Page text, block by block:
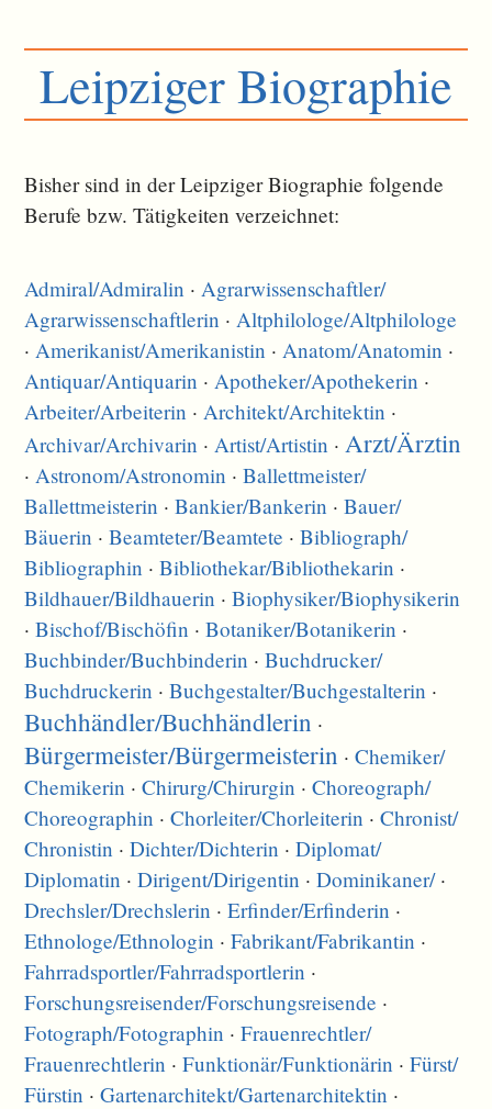
Leipziger Biographie
Bisher sind in der Leipziger Biographie folgende
Berufe bzw. Tätigkeiten verzeichnet:
Admiral/Admiralin · Agrarwissenschaftler/
Agrarwissenschaftlerin · Altphilologe/Altphilologe
· Amerikanist/Amerikanistin · Anatom/Anatomin ·
Antiquar/Antiquarin · Apotheker/Apothekerin ·
Arbeiter/Arbeiterin · Architekt/Architektin ·
Archivar/Archivarin · Artist/Artistin · Arzt/Ärztin
· Astronom/Astronomin ·Ballettmeister/
Ballettmeisterin ·Bankier/Bankerin ·Bauer/
Bäuerin ·Beamteter/Beamtete ·Bibliograph/
Bibliographin ·Bibliothekar/Bibliothekarin ·
Bildhauer/Bildhauerin ·Biophysiker/Biophysikerin
·Bischof/Bischöfin ·Botaniker/Botanikerin ·
Buchbinder/Buchbinderin ·Buchdrucker/
Buchdruckerin ·Buchgestalter/Buchgestalterin ·
Buchhändler/Buchhändlerin ·
Bürgermeister/Bürgermeisterin ·Chemiker/
Chemikerin ·Chirurg/Chirurgin ·Choreograph/
Choreographin ·Chorleiter/Chorleiterin ·Chronist/
Chronistin ·Dichter/Dichterin ·Diplomat/
Diplomatin ·Dirigent/Dirigentin ·Dominikaner/·
Drechsler/Drechslerin ·Erfinder/Erfinderin ·
Ethnologe/Ethnologin ·Fabrikant/Fabrikantin ·
Fahrradsportler/Fahrradsportlerin ·
Forschungsreisender/Forschungsreisende ·
Fotograph/Fotographin ·Frauenrechtler/
Frauenrechtlerin ·Funktionär/Funktionärin ·Fürst/
Fürstin ·Gartenarchitekt/Gartenarchitektin ·